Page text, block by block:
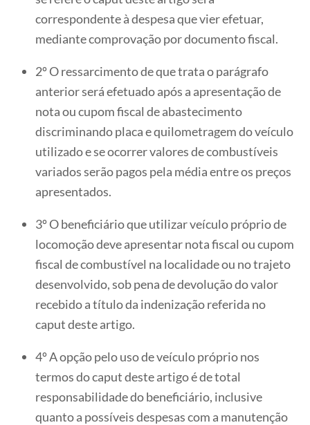
correspondente à despesa que vier efetuar,
mediante comprovação por documento fiscal.
2º O ressarcimento de que trata o parágrafo
anterior será efetuado após a apresentação de
nota ou cupom fiscal de abastecimento
discriminando placa e quilometragem do veículo
utilizado e se ocorrer valores de combustíveis
variados serão pagos pela média entre os preços
apresentados.
3º O beneficiário que utilizar veículo próprio de
locomoção deve apresentar nota fiscal ou cupom
fiscal de combustível na localidade ou no trajeto
desenvolvido, sob pena de devolução do valor
recebido a título da indenização referida no
caput deste artigo.
4º A opção pelo uso de veículo próprio nos
termos do caput deste artigo é de total
responsabilidade do beneficiário, inclusive
quanto a possíveis despesas com a manutenção